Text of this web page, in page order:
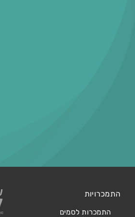
התמכרויות
התמכרות לסמים